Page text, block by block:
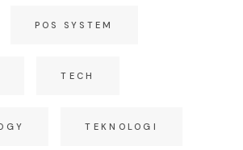
POS SYSTEM
TECH
TEKNOLOGI